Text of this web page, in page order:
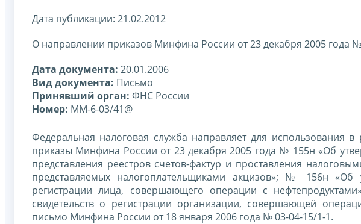
Дата публикации: 21.02.2012
О направлении приказов Минфина России от 23 декабря 2005 года
Дата документа: 20.01.2006
Вид документа: Письмо
Принявший орган: ФНС России
Номер: ММ-6-03/41@
Федеральная налоговая служба направляет для использования
приказы Минфина России от 23 декабря 2005 года № 155н «Об
представления реестров счетов-фактур и проставления
представляемых налогоплательщиками акцизов»; № 156н «Об
регистрации лица, совершающего операции с
свидетельств о регистрации организации, совершающей
письмо Минфина России от 18 января 2006 года № 03-04-15/1-1.